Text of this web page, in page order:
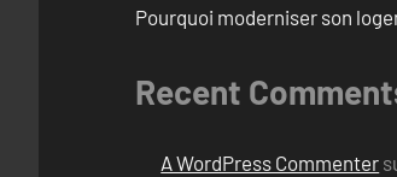
Pourquoi moderniser son
Recent
A WordPress Commenter